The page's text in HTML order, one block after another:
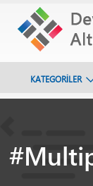
KATEGORİLER